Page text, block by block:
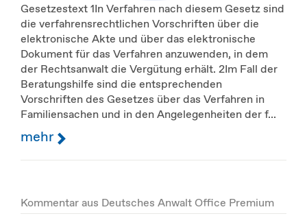
Gesetzestext 1In Verfahren nach diesem Gesetz sind
die verfahrensrechtlichen Vorschriften über die
elektronische Akte und über das elektronische
Dokument für das Verfahren anzuwenden, in dem
der Rechtsanwalt die Vergütung erhält. 2Im Fall der
Beratungshilfe sind die entsprechenden
Vorschriften des Gesetzes über das Verfahren in
Familiensachen und in den Angelegenheiten der f...
mehr
Kommentar aus Deutsches Anwalt Office Premium